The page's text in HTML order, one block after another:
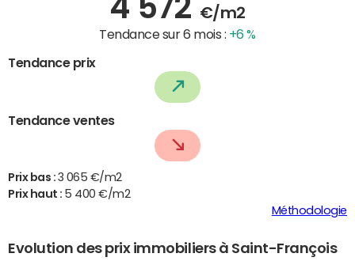
4 572 €/m2
Tendance sur 6 mois : +6 %
Tendance prix
Tendance ventes
Prix bas : 3 065 €/m2
Prix haut : 5 400 €/m2
Méthodologie
Evolution des prix immobiliers à Saint-François